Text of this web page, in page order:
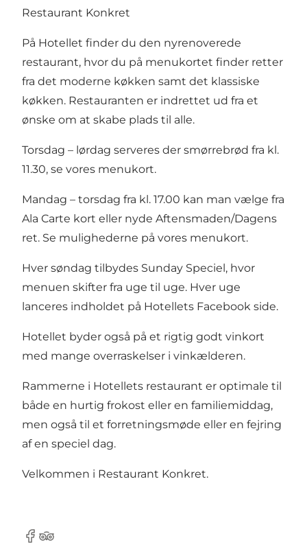
Restaurant Konkret
På Hotellet finder du den nyrenoverede
restaurant, hvor du på menukortet finder retter
fra det moderne køkken samt det klassiske
køkken. Restauranten er indrettet ud fra et
ønske om at skabe plads til alle.
Torsdag – lørdag serveres der smørrebrød fra kl.
11.30, se vores menukort.
Mandag – torsdag fra kl. 17.00 kan man vælge fra
Ala Carte kort eller nyde Aftensmaden/Dagens
ret. Se mulighederne på vores menukort.
Hver søndag tilbydes Sunday Speciel, hvor
menuen skifter fra uge til uge. Hver uge
lanceres indholdet på Hotellets Facebook side.
Hotellet byder også på et rigtig godt vinkort
med mange overraskelser i vinkælderen.
Rammerne i Hotellets restaurant er optimale til
både en hurtig frokost eller en familiemiddag,
men også til et forretningsmøde eller en fejring
af en speciel dag.
Velkommen i Restaurant Konkret.
Facebook
Tripadvisor